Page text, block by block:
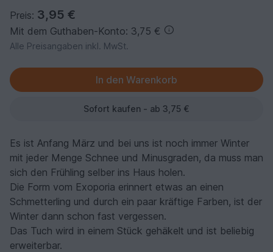
Preis: 3,95 €
Mit dem Guthaben-Konto: 3,75 €
Alle Preisangaben inkl. MwSt.
Sofort kaufen - ab 3,75 €
Es ist Anfang März und bei uns ist noch immer Winter
mit jeder Menge Schnee und Minusgraden, da muss man
sich den Frühling selber ins Haus holen.
Die Form vom Exoporia erinnert etwas an einen
Schmetterling und durch ein paar kräftige Farben, ist der
Winter dann schon fast vergessen.
Das Tuch wird in einem Stück gehäkelt und ist beliebig
erweiterbar.